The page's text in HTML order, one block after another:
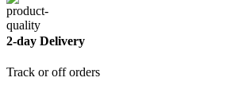
2-day Delivery
Track or off orders